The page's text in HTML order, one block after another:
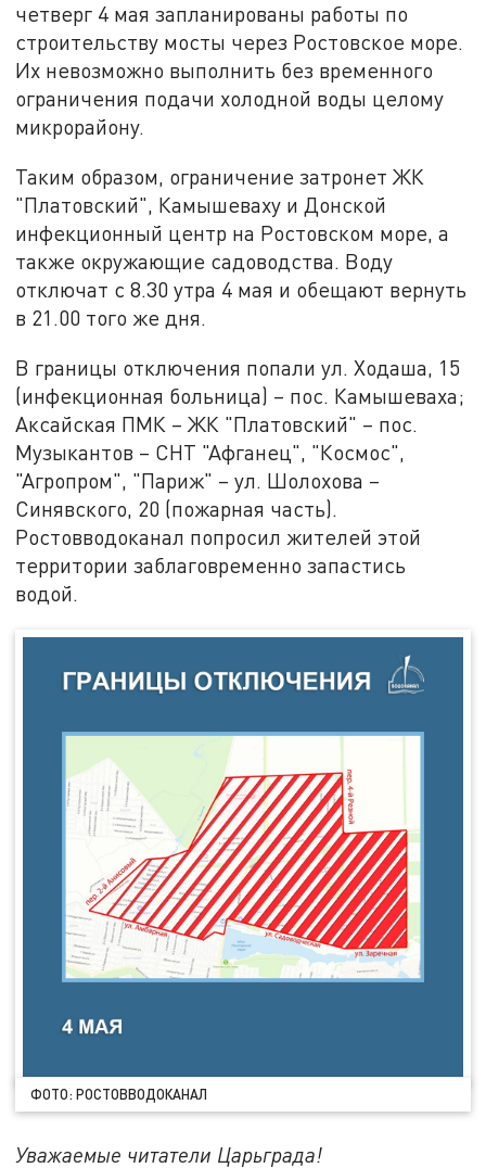
четверг 4 мая запланированы работы по
строительству мосты через Ростовское море.
Их невозможно выполнить без временного
ограничения подачи холодной воды целому
микрорайону.
Таким образом, ограничение затронет ЖК
"Платовский", Камышеваху и Донской
инфекционный центр на Ростовском море, а
также окружающие садоводства. Воду
отключат с 8.30 утра 4 мая и обещают вернуть
в 21.00 того же дня.
В границы отключения попали ул. Ходаша, 15
(инфекционная больница) – пос. Камышеваха;
Аксайская ПМК – ЖК "Платовский" – пос.
Музыкантов – СНТ "Афганец", "Космос",
"Агропром", "Париж" – ул. Шолохова –
Синявского, 20 (пожарная часть).
Ростовводоканал попросил жителей этой
территории заблаговременно запастись
водой.
ФОТО: РОСТОВВОДОКАНАЛ
Уважаемые читатели Царьграда!